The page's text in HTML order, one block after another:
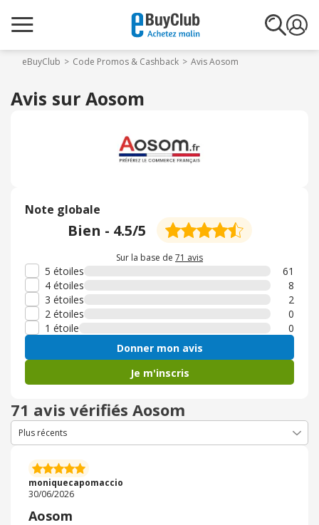
eBuyClub Code Promos & Cashback Avis Aosom
Avis sur Aosom
Note globale
Bien - 4.5/5
Sur la base de 71 avis
5 étoiles
61
4 étoiles
8
3 étoiles
2
2 étoiles
0
1 étoile
0
Donner mon avis
Je m'inscris
71 avis vérifiés Aosom
moniquecapomaccio
30/06/2026
Aosom